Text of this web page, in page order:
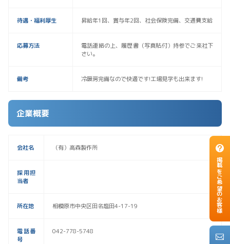
掲載をご希望のお客様
待遇・福利厚生 昇給年1回、賞与年2回、社会保険完備、交通費支給
応募方法
電話連絡の上、履歴書（写真貼付）持参でご来社下
さい。
備考 冷暖房完備なので快適です!工場見学も出来ます!
企業概要
会社名 （有）高森製作所
採用担
当者
所在地 相模原市中央区田名塩田4-17-19
電話番
号
042-778-5748